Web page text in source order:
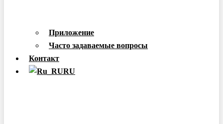
Приложение
Часто задаваемые вопросы
Контакт
RU